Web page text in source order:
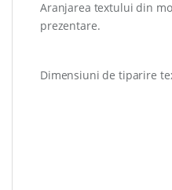
Aranjarea textului din
prezentare.
Dimensiuni de tiparire